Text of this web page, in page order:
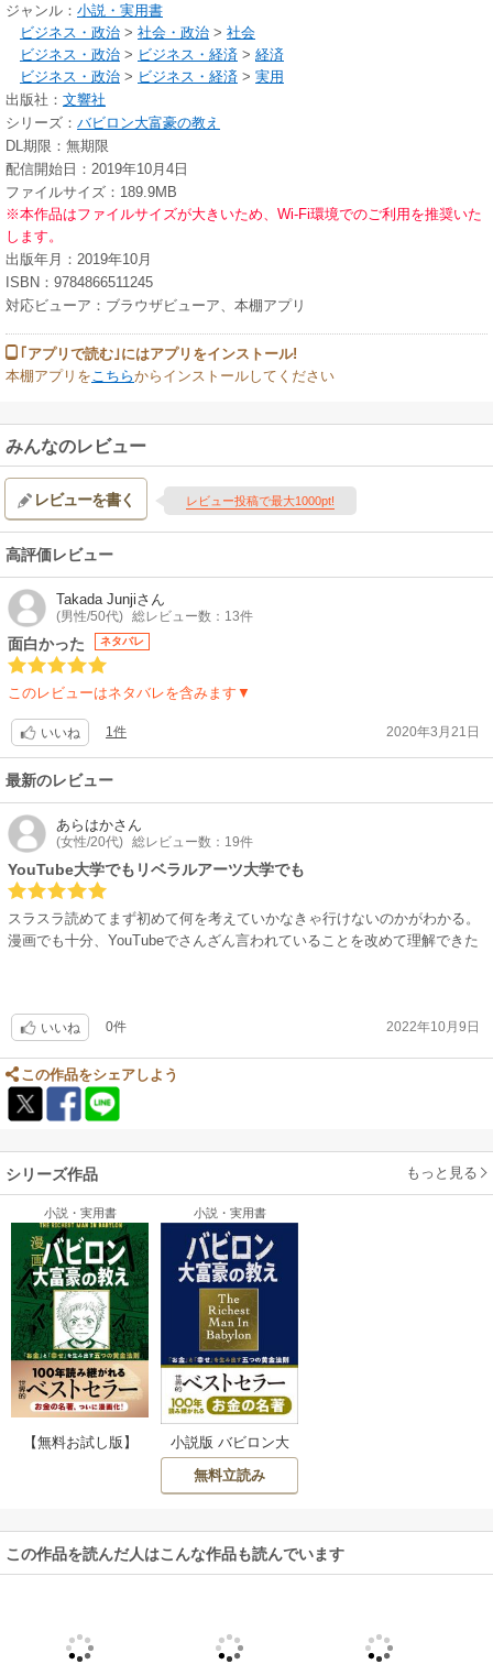
【目次】
バビロン一の大金持ち - なぜ、同じように働いているのに、貧乏人と大金
持ちがいるのか？
学びの殿堂 - 大富豪だけが知っている「黄金に愛される七つ道具」
試練 - 価値があるのは、金貨が入った袋か、知恵が詰まった袋か？
帰還 - 賢者の助言によって、貯金が懸命に働きだす
ザ・ウォール - 「守るべきもの」があるから人は何度でも立ち上がれる
ジャンル： 小説・実用書
ビジネス・政治 > 社会・政治 > 社会
ビジネス・政治 > ビジネス・経済 > 経済
ビジネス・政治 > ビジネス・経済 > 実用
出版社： 文響社
シリーズ： バビロン大富豪の教え
DL期限：無期限
配信開始日：2019年10月4日
ファイルサイズ：189.9MB
※本作品はファイルサイズが大きいため、Wi-Fi環境でのご利用を推奨いた
します。
出版年月：2019年10月
ISBN：9784866511245
対応ビューア：ブラウザビューア、本棚アプリ
｢アプリで読む｣にはアプリをインストール!
本棚アプリを こちらからインストールしてください
みんなのレビュー
レビューを書く レビュー投稿で最大1000pt!
高評価レビュー
Takada Junjiさん
(男性/50代) 総レビュー数：13件
面白かった ネタバレ
このレビューはネタバレを含みます▼
いいね 1件 2020年3月21日
最新のレビュー
あらはかさん
(女性/20代) 総レビュー数：19件
YouTube大学でもリベラルアーツ大学でも
スラスラ読めてまず初めて何を考えていかなきゃ行けないのかがわかる。
漫画でも十分、YouTubeでさんざん言われていることを改めて理解できた
いいね 0件 2022年10月9日
この作品をシェアしよう
シリーズ作品 もっと見る
小説・実用書
【無料お試し版】
出す五つの黄金法
則
小説・実用書
小説版 バビロン大
富豪の教え 「お
金」と「幸せ」を
金法則
無料立読み
この作品を読んだ人はこんな作品も読んでいます